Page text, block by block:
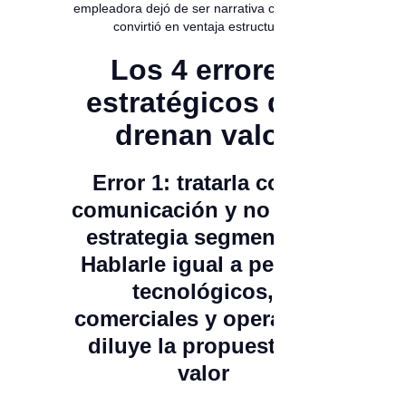
empleadora dejó de ser narrativa cultural. Se
convirtió en ventaja estructural.
Los 4 errores
estratégicos que
drenan valor
Error 1: tratarla como
comunicación y no como
estrategia segmentada
Hablarle igual a perfiles
tecnológicos,
comerciales y operativos
diluye la propuesta de
valor